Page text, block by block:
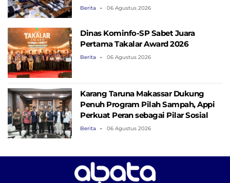
Berita 06 Agustus 2026
Dinas Kominfo-SP Sabet Juara
Pertama Takalar Award 2026
Berita 06 Agustus 2026
Karang Taruna Makassar Dukung
Penuh Program Pilah Sampah, Appi
Perkuat Peran sebagai Pilar Sosial
Berita 06 Agustus 2026